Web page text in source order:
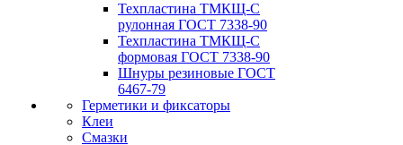
Техпластина ТМКЩ-С
рулонная ГОСТ 7338-90
Техпластина ТМКЩ-С
формовая ГОСТ 7338-90
Шнуры резиновые ГОСТ
6467-79
Герметики и фиксаторы
Клеи
Смазки